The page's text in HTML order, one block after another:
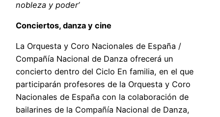
nobleza y poder’
Conciertos, danza y cine
La Orquesta y Coro Nacionales de España /
Compañía Nacional de Danza ofrecerá un
concierto dentro del Ciclo En familia, en el que
participarán profesores de la Orquesta y Coro
Nacionales de España con la colaboración de
bailarines de la Compañía Nacional de Danza,